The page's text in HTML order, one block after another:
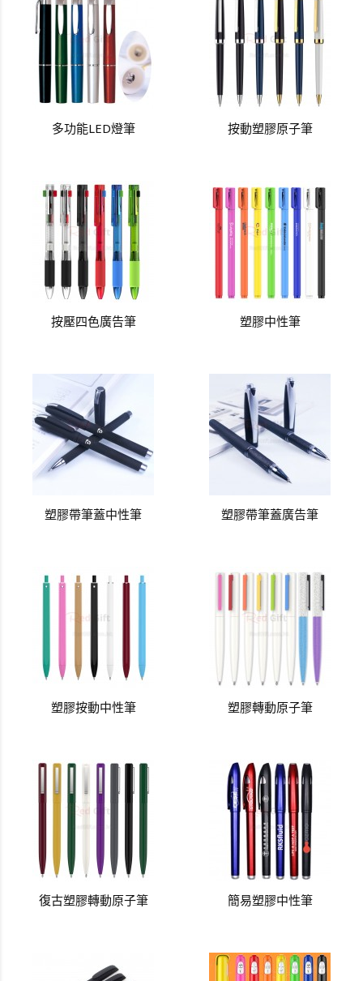
多功能LED燈筆 按動塑膠原子筆
按壓四色廣告筆 塑膠中性筆
塑膠帶筆蓋中性筆 塑膠帶筆蓋廣告筆
塑膠按動中性筆 塑膠轉動原子筆
復古塑膠轉動原子筆 簡易塑膠中性筆